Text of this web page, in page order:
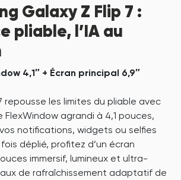
Galaxy Z Flip 7 :
pliable, l’IA au
4,1″ + Écran principal 6,9″
repousse les limites du pliable avec
FlexWindow agrandi à 4,1 pouces,
notifications, widgets ou selfies
fois déplié, profitez d’un écran
immersif, lumineux et ultra-
de rafraîchissement adaptatif de